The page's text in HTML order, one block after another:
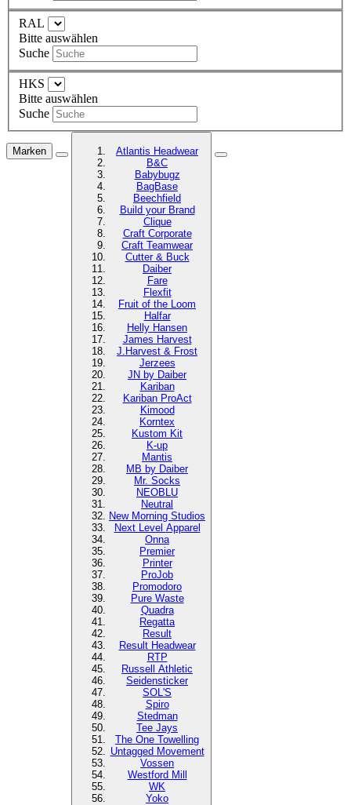
RAL
Bitte auswählen
Suche
HKS
Bitte auswählen
Suche
Marken
Atlantis Headwear
B&C
Babybugz
BagBase
Beechfield
Build your Brand
Clique
Craft Corporate
Craft Teamwear
Cutter & Buck
Daiber
Fare
Flexfit
Fruit of the Loom
Halfar
Helly Hansen
James Harvest
J.Harvest & Frost
Jerzees
JN by Daiber
Kariban
Kariban ProAct
Kimood
Korntex
Kustom Kit
K-up
Mantis
MB by Daiber
Mr. Socks
NEOBLU
Neutral
New Morning Studios
Next Level Apparel
Onna
Premier
Printer
ProJob
Promodoro
Pure Waste
Quadra
Regatta
Result
Result Headwear
RTP
Russell Athletic
Seidensticker
SOL'S
Spiro
Stedman
Tee Jays
The One Towelling
Untagged Movement
Vossen
Westford Mill
WK
Yoko